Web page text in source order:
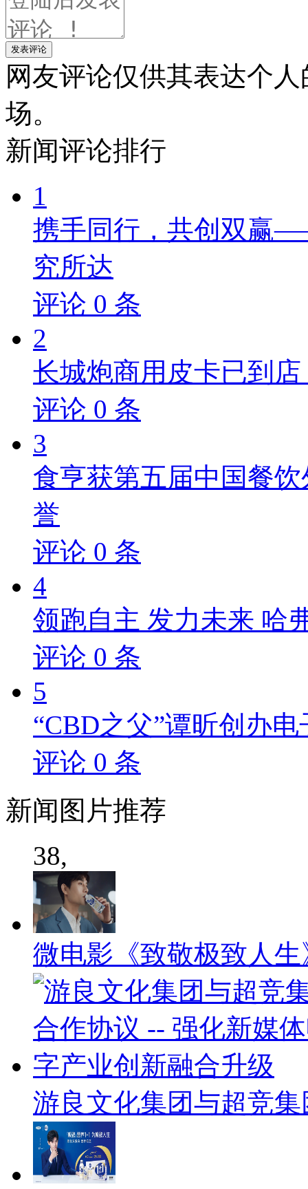
发表评论
网友评论仅供其表达个
场。
新闻评论排行
1
携手同行，共创双赢
究所达
评论 0 条
2
长城炮商用皮卡已到
评论 0 条
3
食亨获第五届中国餐
誉
评论 0 条
4
领跑自主 发力未来 哈
评论 0 条
5
“CBD之父”谭昕创办
评论 0 条
新闻 图片推荐
38,
微电影《致敬极致人
游良文化集团与超竞